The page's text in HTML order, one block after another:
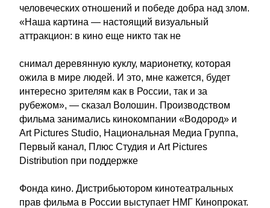
человеческих отношений и победе добра над злом.
«Наша картина — настоящий визуальный
аттракцион: в кино еще никто так не
снимал деревянную куклу, марионетку, которая
ожила в мире людей. И это, мне кажется, будет
интересно зрителям как в России, так и за
рубежом», — сказал Волошин. Производством
фильма занимались кинокомпании «Водород» и
Art Pictures Studio, Национальная Медиа Группа,
Первый канал, Плюс Студия и Art Pictures
Distribution при поддержке
Фонда кино. Дистрибьютором кинотеатральных
прав фильма в России выступает НМГ Кинопрокат.